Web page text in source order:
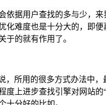
依据用户查找的多与少，
化难度也是十分大的，即
于的就有作用了。
，所用的很多方式办法中
度上进步查找引擎对网站